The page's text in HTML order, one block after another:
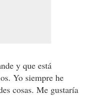
y que está
Yo siempre he
cosas. Me gustaría